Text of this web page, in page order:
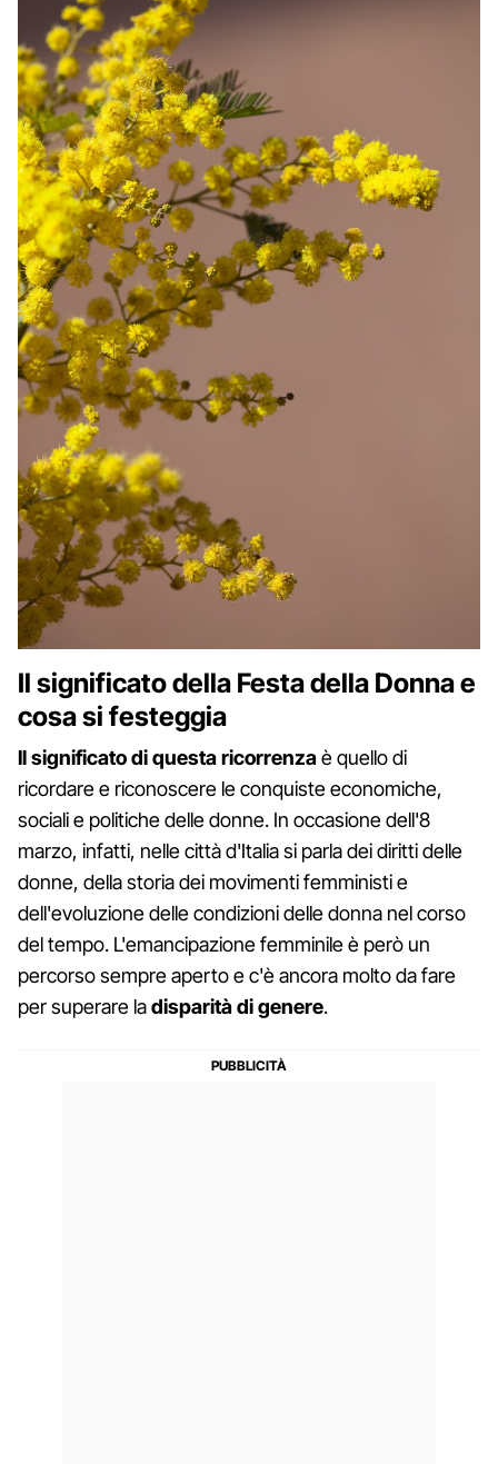
Il significato della Festa della Donna e
cosa si festeggia
Il significato di questa ricorrenzaè quello di
ricordare e riconoscere le conquiste economiche,
sociali e politiche delle donne. In occasione dell'8
marzo, infatti, nelle città d'Italia si parla dei diritti delle
donne, della storia dei movimenti femministi e
dell'evoluzione delle condizioni delle donna nel corso
del tempo. L'emancipazione femminile è però un
percorso sempre aperto e c'è ancora molto da fare
per superare ladisparità di genere.